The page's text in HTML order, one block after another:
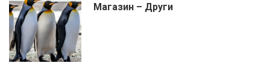
Магазин – Други